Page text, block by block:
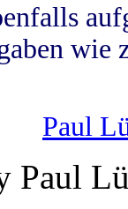
wie
Paul
Paul